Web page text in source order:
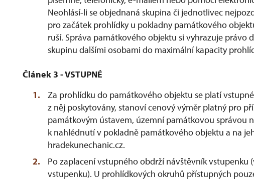
Neohlásí-li se objednaná skupina či jednotlivec
pro začátek prohlídky u pokladny památkového
ruší. Správa památkového objektu si vyhrazuje právo
skupinu dalšími osobami do maximální kapacity
Článek 3 - VSTUPNÉ
Za prohlídku do památkového objektu se platí
z něj poskytovány, stanoví cenový výměr platný pro
památkovým ústavem, územní památkovou správou
k nahlédnutí v pokladně památkového objektu a na
hradekunechanic.cz.
Po zaplacení vstupného obdrží návštěvník
vstupenku). U prohlídkových okruhů přístupných